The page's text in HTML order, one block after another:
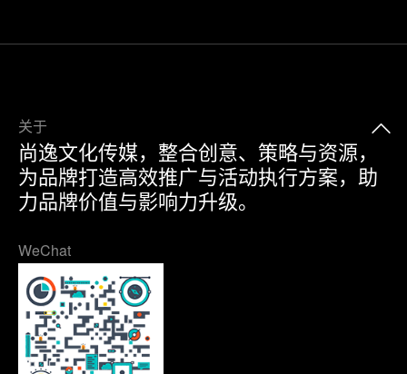
关于
尚逸文化传媒，整合创意、策略与资源，
为品牌打造高效推广与活动执行方案，助
力品牌价值与影响力升级。
WeChat